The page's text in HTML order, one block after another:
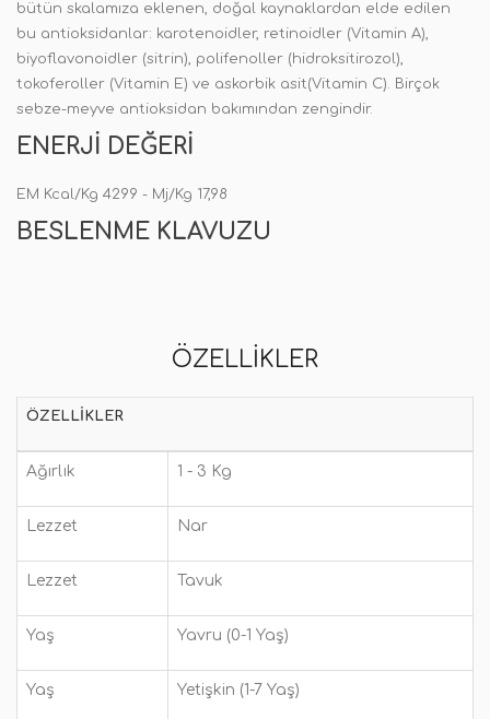
bütün skalamıza eklenen, doğal kaynaklardan elde edilen
bu antioksidanlar: karotenoidler, retinoidler (Vitamin A),
biyoflavonoidler (sitrin), polifenoller (hidroksitirozol),
tokoferoller (Vitamin E) ve askorbik asit(Vitamin C). Birçok
sebze-meyve antioksidan bakımından zengindir.
ENERJI DEĞERI
EM Kcal/Kg 4299 - Mj/Kg 17,98
BESLENME KLAVUZU
ÖZELLIKLER
ÖZELLIKLER
Ağırlık 1 - 3 Kg
Lezzet Nar
Lezzet Tavuk
Yaş Yavru (0-1 Yaş)
Yaş Yetişkin (1-7 Yaş)